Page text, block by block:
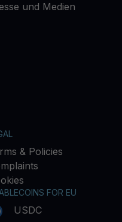
und Medien
& Policies
FOR EU
USDC